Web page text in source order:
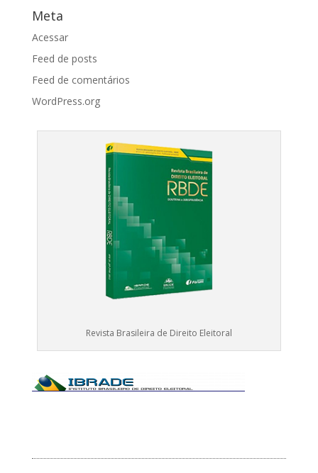
Meta
Acessar
Feed de posts
Feed de comentários
WordPress.org
Revista Brasileira de Direito Eleitoral